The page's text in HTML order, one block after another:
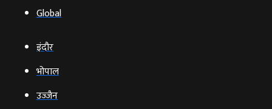
Global
इंदौर
भोपाल
उज्‍जैन